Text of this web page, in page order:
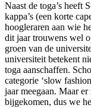
Naast de toga’s heeft
kappa’s (een korte
hoogleraren aan wie
dit jaar trouwens wel
groen van de
universiteit betekent
toga aanschaffen.
categorie ‘slow
jaar meegaan. Maar
bijgekomen, dus we